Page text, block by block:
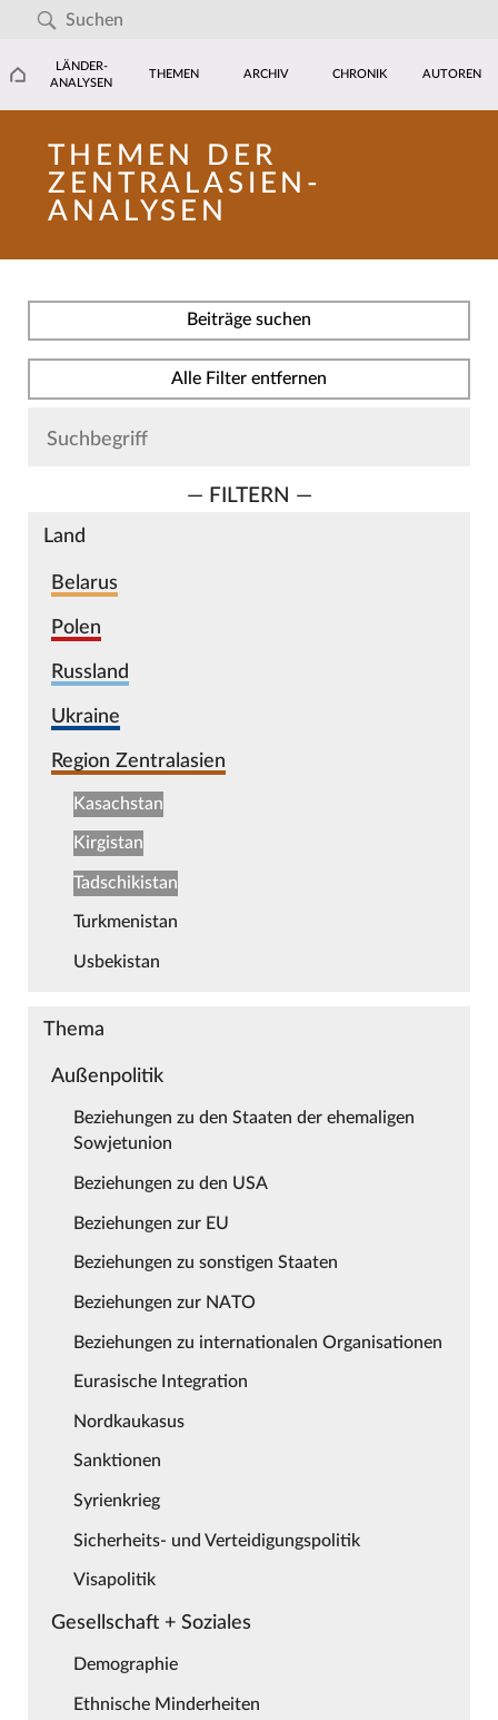
LÄNDER-
ANALYSEN
THEMEN ARCHIV CHRONIK AUTOREN
THEMEN DER
ZENTRALASIEN-
ANALYSEN
Beiträge suchen
Alle Filter entfernen
— FILTERN —
Land
Belarus
Polen
Russland
Ukraine
Region Zentralasien
Kasachstan
Kirgistan
Tadschikistan
Turkmenistan
Usbekistan
Thema
Außenpolitik
Beziehungen zu den Staaten der ehemaligen
Sowjetunion
Beziehungen zu den USA
Beziehungen zur EU
Beziehungen zu sonstigen Staaten
Beziehungen zur NATO
Beziehungen zu internationalen Organisationen
Eurasische Integration
Nordkaukasus
Sanktionen
Syrienkrieg
Sicherheits- und Verteidigungspolitik
Visapolitik
Gesellschaft + Soziales
Demographie
Ethnische Minderheiten